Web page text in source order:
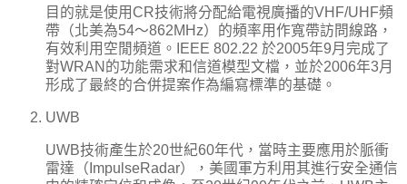
目的就是使用CR技術將分配給電視廣播的VHF/UHF頻
帶（北美為54～862MHz）的頻率用作寬帶訪問線路，
有效利用空閒頻道。IEEE 802.22 於2005年9月完成了
對WRAN的功能需求和信道模型文檔，並於2006年3月
形成了最終的合併提案作為編寫標準的基礎。
UWB
UWB技術產生於20世紀60年代，當時主要應用於脈衝
雷達（ImpulseRadar），美國軍方利用其進行安全通信